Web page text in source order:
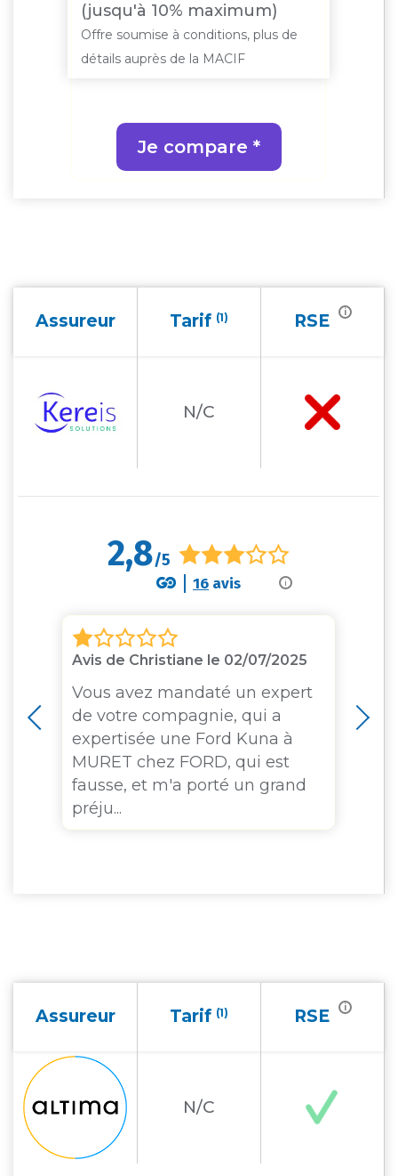
(jusqu'à 10% maximum)
Offre soumise à conditions, plus de
détails auprès de la MACIF
Je compare *
Assureur Tarif (1) RSE i
N/C
i
2,8/5
16 avis
Avis de Christiane le 02/07/2025
Vous avez mandaté un expert
de votre compagnie, qui a
expertisée une Ford Kuna à
MURET chez FORD, qui est
fausse, et m'a porté un grand
préju...
Assureur Tarif (1) RSE i
N/C